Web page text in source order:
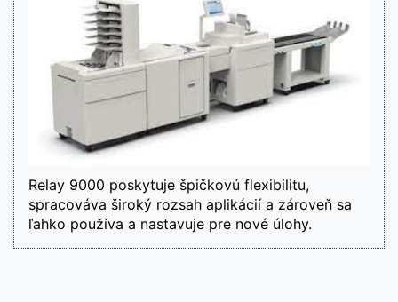
Relay 9000 poskytuje špičkovú flexibilitu,
spracováva široký rozsah aplikácií a zároveň sa
ľahko používa a nastavuje pre nové úlohy.